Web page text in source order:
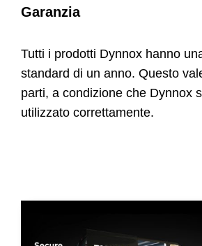
Garanzia
Tutti i prodotti Dynnox hanno
standard di un anno. Questo
parti, a condizione che Dynnox
utilizzato correttamente.